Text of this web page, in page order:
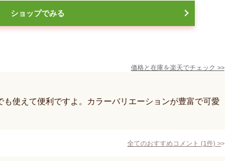
ショップでみる
価格と在庫を楽天でチェック >>
使えて便利ですよ。カラーバリエーションが豊富で可愛
全てのおすすめコメント (1件) >